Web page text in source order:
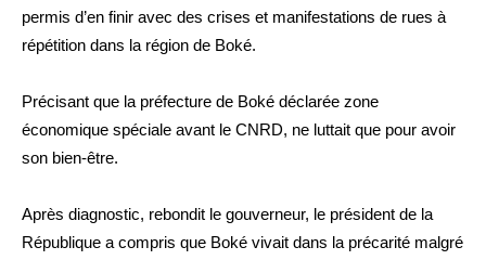
permis d’en finir avec des crises et manifestations de rues à
répétition dans la région de Boké.
Précisant que la préfecture de Boké déclarée zone
économique spéciale avant le CNRD, ne luttait que pour avoir
son bien-être.
Après diagnostic, rebondit le gouverneur, le président de la
République a compris que Boké vivait dans la précarité malgré